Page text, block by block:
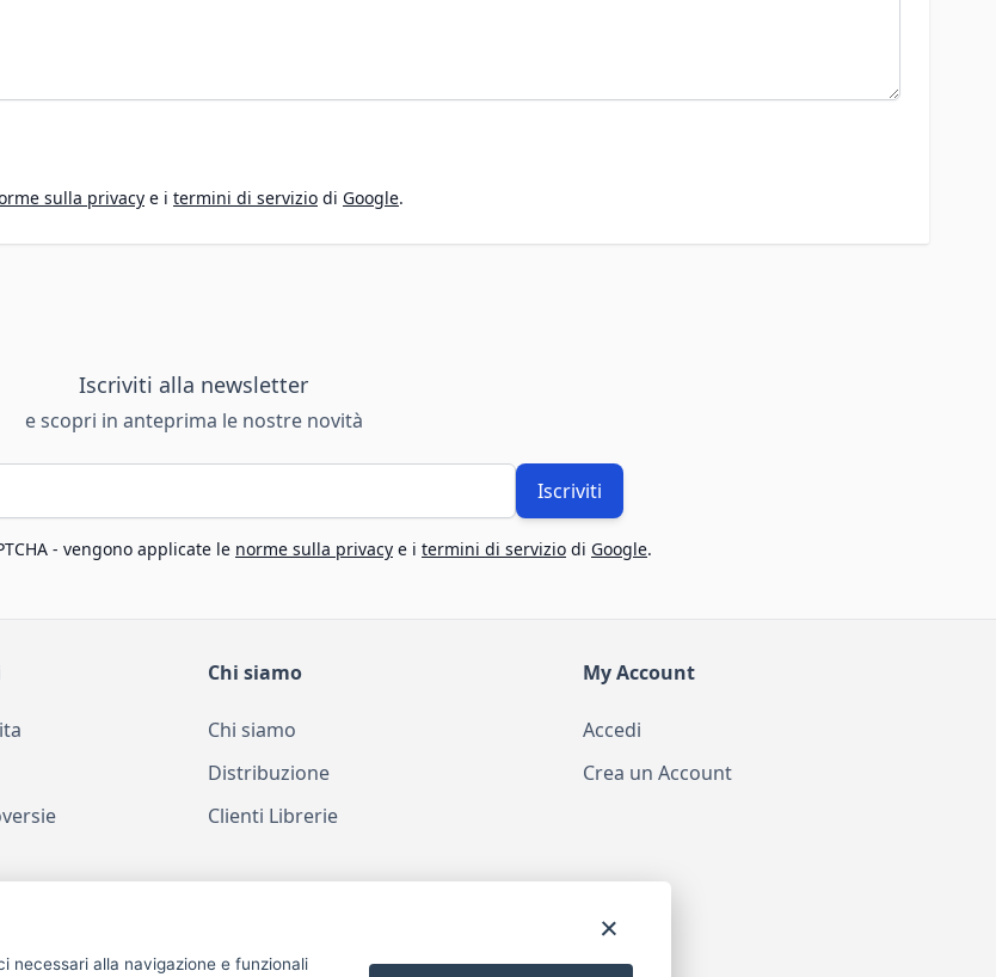
sulla privacy e i termini di servizio di Google.
Iscriviti alla newsletter
e scopri in anteprima le nostre novità
Iscriviti
- vengono applicate le norme sulla privacy e i termini di servizio di Google.
Chi siamo
Chi siamo
Distribuzione
Clienti Librerie
My Account
Accedi
Crea un Account
necessari alla navigazione e funzionali